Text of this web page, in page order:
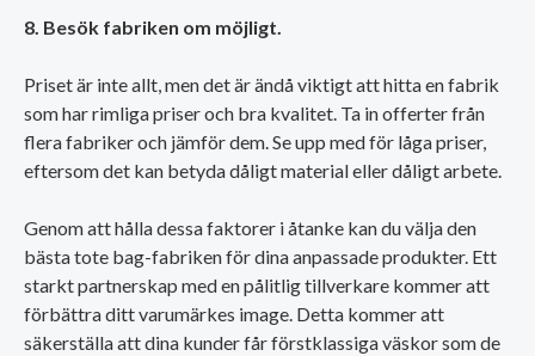
8. Besök fabriken om möjligt.
Priset är inte allt, men det är ändå viktigt att hitta en fabrik
som har rimliga priser och bra kvalitet. Ta in offerter från
flera fabriker och jämför dem. Se upp med för låga priser,
eftersom det kan betyda dåligt material eller dåligt arbete.
Genom att hålla dessa faktorer i åtanke kan du välja den
bästa tote bag-fabriken för dina anpassade produkter. Ett
starkt partnerskap med en pålitlig tillverkare kommer att
förbättra ditt varumärkes image. Detta kommer att
säkerställa att dina kunder får förstklassiga väskor som de